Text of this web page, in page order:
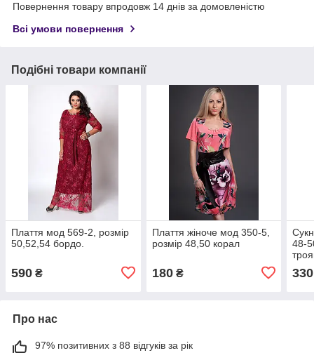
Повернення товару впродовж 14 днів за домовленістю
Всі умови повернення
Подібні товари компанії
Плаття мод 569-2, розмір
50,52,54 бордо.
590 ₴
Плаття жіноче мод 350-5,
розмір 48,50 корал
180₴
48-
330
Про нас
97% позитивних з 88 відгуків за рік